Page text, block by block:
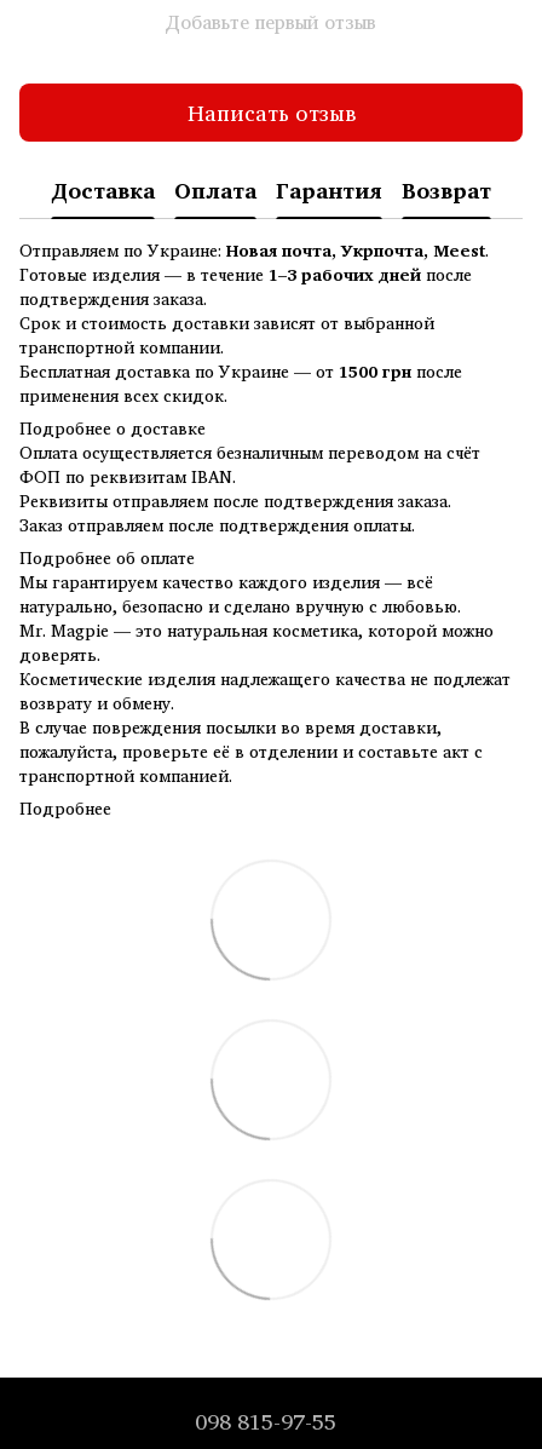
Добавьте первый отзыв
Написать отзыв
Доставка Оплата Гарантия Возврат
Отправляем по Украине: Новая почта, Укрпочта, Meest.
Готовые изделия — в течение 1–3 рабочих днейпосле
подтверждения заказа.
Срок и стоимость доставки зависят от выбранной
транспортной компании.
Бесплатная доставка по Украине — от 1500 грнпосле
применения всех скидок.
Подробнее о доставке
Оплата осуществляется безналичным переводом на счёт
ФОП по реквизитам IBAN.
Реквизиты отправляем после подтверждения заказа.
Заказ отправляем после подтверждения оплаты.
Подробнее об оплате
Мы гарантируем качество каждого изделия — всё
натурально, безопасно и сделано вручную с любовью.
Mr. Magpie — это натуральная косметика, которой можно
доверять.
Косметические изделия надлежащего качества не подлежат
возврату и обмену.
В случае повреждения посылки во время доставки,
пожалуйста, проверьте её в отделении и составьте акт с
транспортной компанией.
Подробнее
098 815-97-55